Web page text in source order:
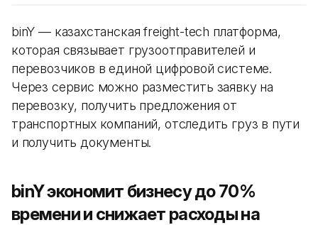
binY — казахстанская freight-tech платформа,
которая связывает грузоотправителей и
перевозчиков в единой цифровой системе.
Через сервис можно разместить заявку на
перевозку, получить предложения от
транспортных компаний, отследить груз в пути
и получить документы.
binY экономит бизнесу до 70%
времени и снижает расходы на